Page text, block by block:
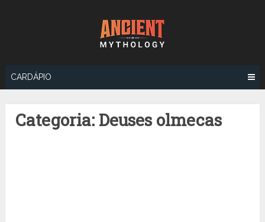
CARDÁPIO
Categoria: Deuses olmecas